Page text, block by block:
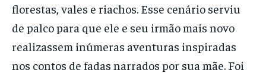
florestas, vales e riachos. Esse cenário serviu
de palco para que ele e seu irmão mais novo
realizassem inúmeras aventuras inspiradas
nos contos de fadas narrados por sua mãe. Foi